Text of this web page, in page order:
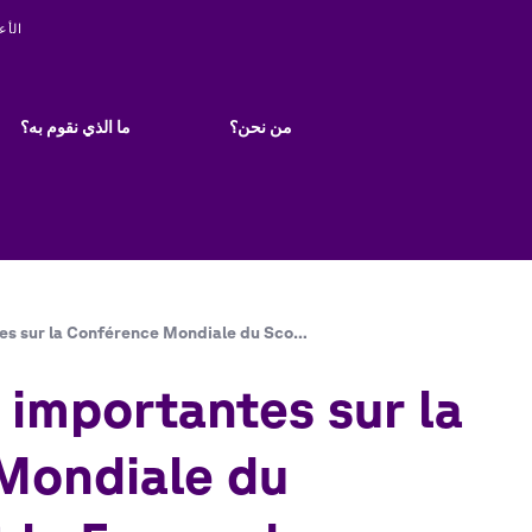
navigation
من نحن؟ ما الذي نقوم به؟
sur la Conférence Mondiale du Sco…
sur la
du